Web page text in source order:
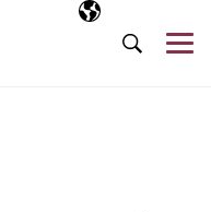
Ausgewählte
DE
Suche